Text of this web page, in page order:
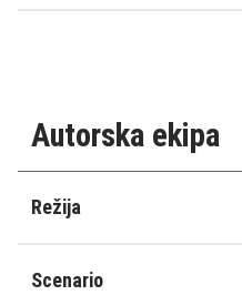
Autorska ekipa
Režija
Scenario